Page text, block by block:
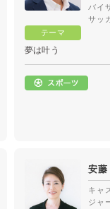
バイ
サッ
夢は叶う
安
キャ
ジャ